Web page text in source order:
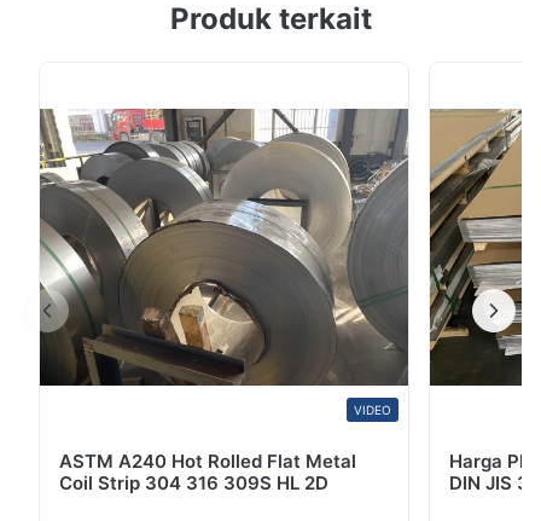
2mm Lebar 1500 Digunakan Untuk Pelat Kontainer
Tentang Baja ST37 Baja ST37 adalah baja karbon
rendah dengan kandungan karbon ≤ 0,25%. Baja ini
memiliki sifat ...
Produk terkait
VIDEO
ASTM A240 Hot Rolled Flat Metal
Coil Strip 304 316 309S HL 2D
Harga
DIN JIS